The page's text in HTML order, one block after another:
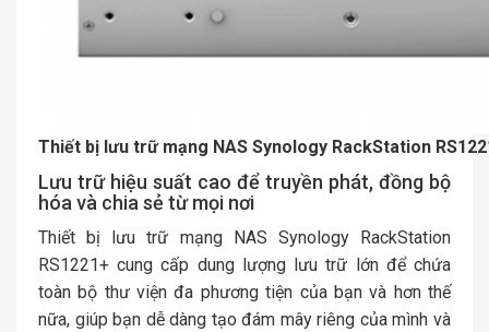
Thiết bị lưu trữ mạng NAS Synology RackStation
Lưu trữ hiệu suất cao để truyền phát, đồng bộ
hóa và chia sẻ từ mọi nơi
Thiết bị lưu trữ mạng NAS Synology RackStation
RS1221+ cung cấp dung lượng lưu trữ lớn để chứa
toàn bộ thư viện đa phương tiện của bạn và hơn thế
nữa, giúp bạn dễ dàng tạo đám mây riêng của mình và